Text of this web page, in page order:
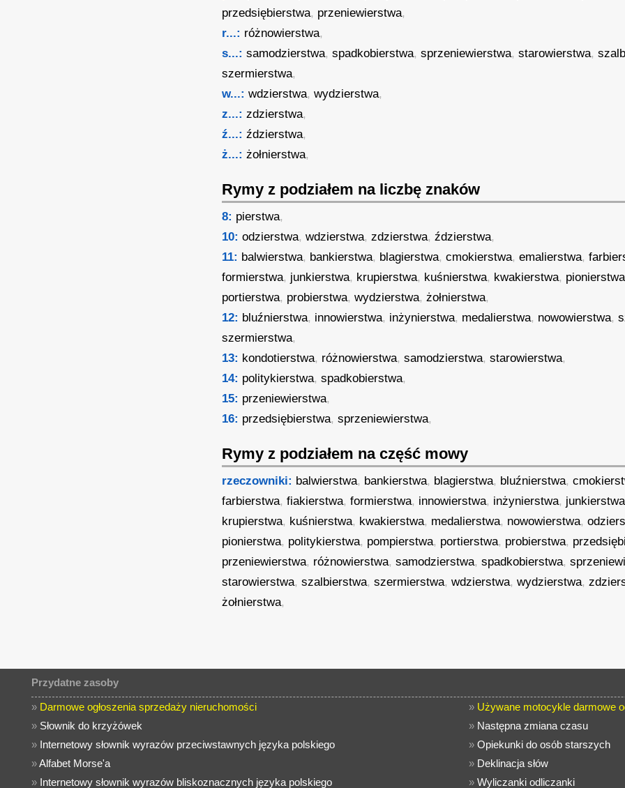
przedsiębierstwa, przeniewierstwa,
r...: różnowierstwa,
s...: samodzierstwa,spadkobierstwa,sprzeniewierstwa,starowierstwa,
szermierstwa,
w...: wdzierstwa,wydzierstwa,
z...: zdzierstwa,
ź...: ździerstwa,
ż...: żołnierstwa,
Rymy z podziałem na liczbę znaków
8: pierstwa,
10: odzierstwa,wdzierstwa,zdzierstwa,ździerstwa,
11: balwierstwa, bankierstwa, blagierstwa,cmokierstwa,emalierstwa,
formierstwa, junkierstwa, krupierstwa, kuśnierstwa, kwakierstwa, pionierstwa
portierstwa, probierstwa,wydzierstwa,żołnierstwa,
12: bluźnierstwa, innowierstwa, inżynierstwa, medalierstwa, nowowierstwa,
szermierstwa,
13: kondotierstwa, różnowierstwa,samodzierstwa,starowierstwa,
14: politykierstwa,spadkobierstwa,
15: przeniewierstwa,
16: przedsiębierstwa,sprzeniewierstwa,
Rymy z podziałem na część mowy
rzeczowniki: balwierstwa, bankierstwa, blagierstwa, bluźnierstwa,
farbierstwa,fiakierstwa,formierstwa, innowierstwa, inżynierstwa, junkierstwa
krupierstwa, kuśnierstwa, kwakierstwa, medalierstwa, nowowierstwa,
pionierstwa, politykierstwa, pompierstwa, portierstwa, probierstwa,
przeniewierstwa, różnowierstwa,samodzierstwa,spadkobierstwa,
starowierstwa,szalbierstwa,szermierstwa,wdzierstwa,wydzierstwa,
żołnierstwa,
Przydatne zasoby
» Darmowe ogłoszenia sprzedaży nieruchomości » Używane motocykle darmowe
» Słownik do krzyżówek » Następna zmiana czasu
» Internetowy słownik wyrazów przeciwstawnych języka polskiego » Opiekunki do osób starszych
»Alfabet Morse'a » Deklinacja słów
» Internetowy słownik wyrazów bliskoznacznych języka polskiego » Wyliczanki odliczanki